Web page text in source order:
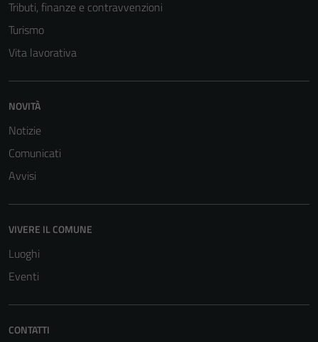
Tributi, finanze e contravvenzioni
Turismo
Vita lavorativa
NOVITÀ
Notizie
Comunicati
Avvisi
VIVERE IL COMUNE
Luoghi
Eventi
CONTATTI
Questi cookie
disabilitati.